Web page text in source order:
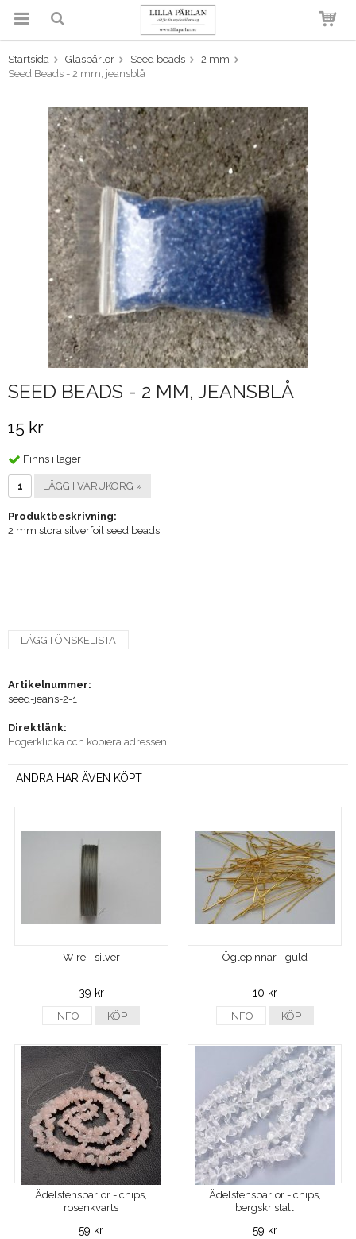
Produkten har blivit tillagd i
Startsida Glaspärlor Seed beads
2 mm
Seed Beads - 2 mm, jeansblå
SEED BEADS - 2 MM, JEANSBLÅ
15 kr
Finns i lager
LÄGG I VARUKORG »
Produktbeskrivning:
2 mm stora silverfoil seed beads.
LÄGG I ÖNSKELISTA
Artikelnummer:
seed-jeans-2-1
Direktlänk:
Högerklicka och kopiera adressen
ANDRA HAR ÄVEN KÖPT
Wire - silver
39 kr
INFO KÖP
Öglepinnar - guld
10 kr
INFO KÖP
Ädelstenspärlor - chips,
rosenkvarts
59 kr
Ädelstenspärlor - chips,
bergskristall
59 kr